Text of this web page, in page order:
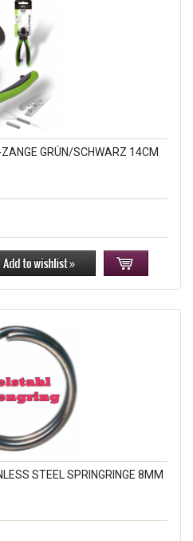
GRÜN/SCHWARZ 14CM
STEEL SPRINGRINGE 8MM